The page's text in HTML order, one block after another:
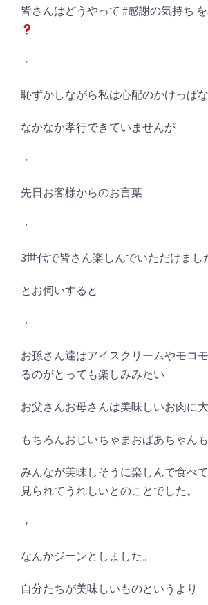
皆さんはどうやって #感謝の気持ち
・
恥ずかしながら私は心配のかけっぱ
なかなか孝行できていませんが
・
先日お客様からのお言葉
・
3世代で皆さん楽しんでいただけまし
とお伺いすると
・
お孫さん達はアイスクリームやモコ
るのがとっても楽しみみたい
お父さんお母さんは美味しいお肉に
もちろんおじいちゃまおばあちゃんも
みんなが美味しそうに楽しんで食べ
見られてうれしいとのことでした。
・
なんかジーンとしました。
自分たちが美味しいものというより